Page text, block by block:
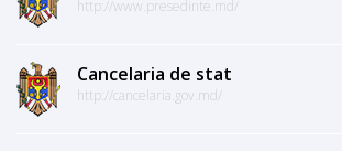
http://www.presedinte.md/
Cancelaria de stat
http://cancelaria.gov.md/